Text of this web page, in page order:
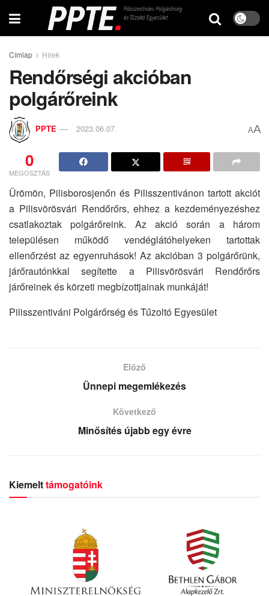
Címlap Hírek
Rendőrségi akcióban
polgárőreink
PPTE 2023.06.07. AA
0
MEGOSZTÁS
Ürömön, Pilisborosjenőn és Pilisszentivánon tartott akciót
a Pilisvörösvári Rendőrőrs, ehhez a kezdeményezéshez
csatlakoztak polgárőreink. Az akció során a három
településen működő vendéglátóhelyeken tartottak
ellenőrzést az egyenruhások! Az akcióban 3 polgárőrünk,
járőrautónkkal segítette a Pilisvörösvári Rendőrőrs
járőreinek és körzeti megbízottjainak munkáját!
Pilisszentiváni Polgárőrség és Tűzoltó Egyesület
Előző
Ünnepi megemlékezés
Következő
Minősítés újabb egy évre
Kiemelttámogatóink